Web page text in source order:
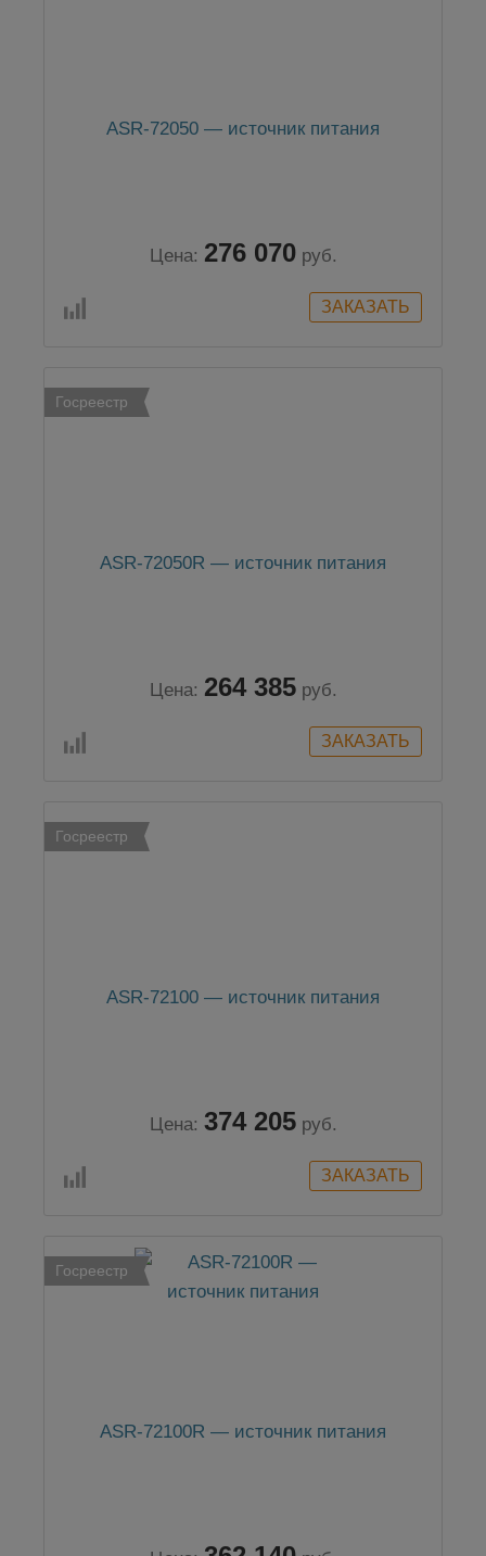
ASR-72050 — источник питания
Цена: 276 070 руб.
Госреестр
ASR-72050R — источник питания
Цена: 264 385 руб.
Госреестр
ASR-72100 — источник питания
Цена: 374 205 руб.
Госреестр
ASR-72100R — источник питания